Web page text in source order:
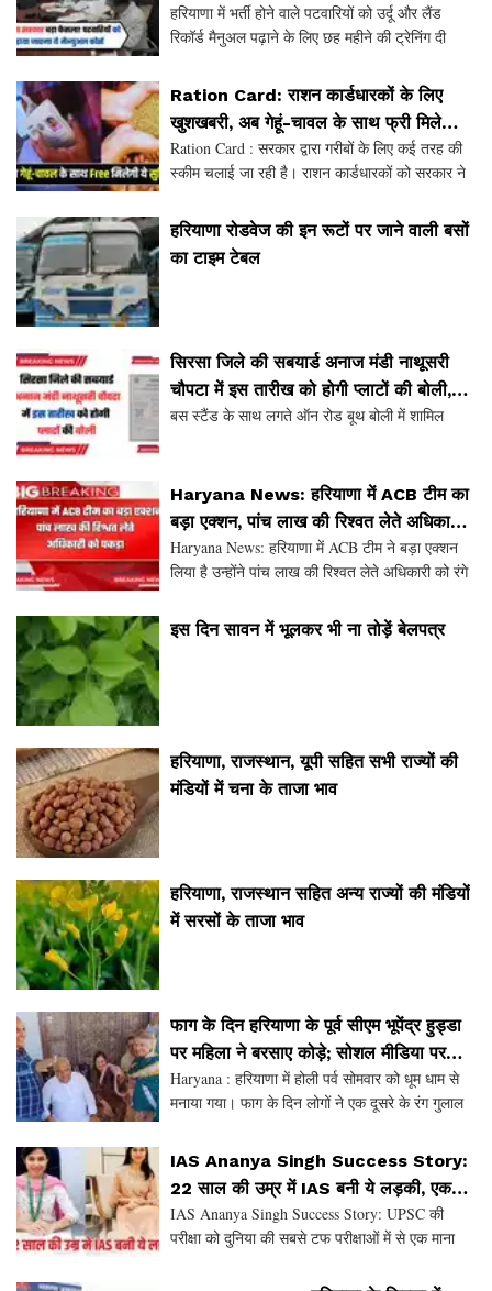
कोर्स
हरियाणा में भर्ती होने वाले पटवारियों को उर्दू और लैंड
रिकॉर्ड मैनुअल पढ़ाने के लिए छह महीने की ट्रेनिंग दी
Ration Card: राशन कार्डधारकों के लिए
खुशखबरी, अब गेहूं-चावल के साथ फ्री मिलेगी ये
सुविधा
Ration Card : सरकार द्वारा गरीबों के लिए कई तरह की
स्कीम चलाई जा रही है। राशन कार्डधारकों को सरकार ने
मुफ्त गेहूं, चावल के साथ यह सुविधा मिलेगी। सर
हरियाणा रोडवेज की इन रूटों पर जाने वाली बसों
का टाइम टेबल
सिरसा जिले की सबयार्ड अनाज मंडी नाथूसरी
चौपटा में इस तारीख को होगी प्लाटों की बोली,
देखें पूरी डिटेल
बस स्टैंड के साथ लगते ऑन रोड बूथ बोली में शामिल
Haryana News: हरियाणा में ACB टीम का
बड़ा एक्शन, पांच लाख की रिश्वत लेते अधिकारी
को पकड़ा
Haryana News: हरियाणा में ACB टीम ने बड़ा एक्शन
लिया है उन्होंने पांच लाख की रिश्वत लेते अधिकारी को रंगे
रुपये की रिश्वत लेते प्रदूषण विभाग का अधिकारी
इस दिन सावन में भूलकर भी ना तोड़ें बेलपत्र
हरियाणा, राजस्थान, यूपी सहित सभी राज्यों की
मंडियों में चना के ताजा भाव
हरियाणा, राजस्थान सहित अन्य राज्यों की मंडियों
में सरसों के ताजा भाव
फाग के दिन हरियाणा के पूर्व सीएम भूपेंद्र हुड्डा
पर महिला ने बरसाए कोड़े; सोशल मीडिया पर
वायरल हुई वीडियो
Haryana : हरियाणा में होली पर्व सोमवार को धूम धाम से
मनाया गया। फाग के दिन लोगों ने एक दूसरे के रंग गुलाल
रोहतक में कोड़ा मार होली खेली। इस दौरा
IAS Ananya Singh Success Story:
22 साल की उम्र में IAS बनी ये लड़की, एक
साल घर पर बैठ की तैयारी, फिर इस तरह क्रेक
की UPSC की परीक्षा
IAS Ananya Singh Success Story: UPSC की
परीक्षा को दुनिया की सबसे टफ परीक्षाओं में से एक माना
लेकिन इसे पास केवल चुनिंदा लोग ही कर पाते हैं। क्योकि